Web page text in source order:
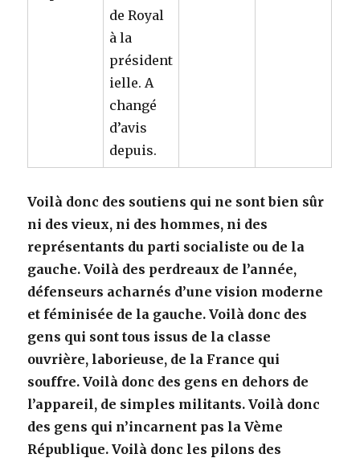
de Royal
à la
président
ielle. A
changé
d’avis
depuis.
Voilà donc des soutiens qui ne sont bien sûr
ni des vieux, ni des hommes, ni des
représentants du parti socialiste ou de la
gauche. Voilà des perdreaux de l’année,
défenseurs acharnés d’une vision moderne
et féminisée de la gauche. Voilà donc des
gens qui sont tous issus de la classe
ouvrière, laborieuse, de la France qui
souffre. Voilà donc des gens en dehors de
l’appareil, de simples militants. Voilà donc
des gens qui n’incarnent pas la Vème
République. Voilà donc les pilons des